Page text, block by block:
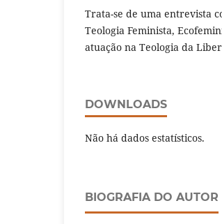
Trata-se de uma entrevista
Teologia Feminista,
atuação na Teologia da
DOWNLOADS
Não há dados estatísticos.
BIOGRAFIA DO AUTOR